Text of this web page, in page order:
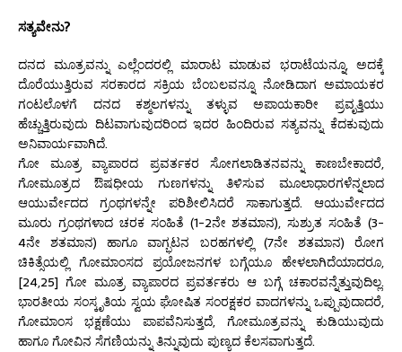
ಸತ್ಯವೇನು?
ದನದ ಮೂತ್ರವನ್ನು ಎಲ್ಲೆಂದರಲ್ಲಿ ಮಾರಾಟ ಮಾಡುವ ಭರಾಟೆಯನ್ನೂ, ಅದಕ್ಕೆ
ದೊರೆಯುತ್ತಿರುವ ಸರಕಾರದ ಸಕ್ರಿಯ ಬೆಂಬಲವನ್ನೂ ನೋಡಿದಾಗ ಅಮಾಯಕರ
ಗಂಟಲೊಳಗೆ ದನದ ಕಶ್ಮಲಗಳನ್ನು ತಳ್ಳುವ ಅಪಾಯಕಾರೀ ಪ್ರವೃತ್ತಿಯು
ಹೆಚ್ಚುತ್ತಿರುವುದು ದಿಟವಾಗುವುದರಿಂದ ಇದರ ಹಿಂದಿರುವ ಸತ್ಯವನ್ನು ಕೆದಕುವುದು
ಅನಿವಾರ್ಯವಾಗಿದೆ.
ಗೋ ಮೂತ್ರ ವ್ಯಾಪಾರದ ಪ್ರವರ್ತಕರ ಸೋಗಲಾಡಿತನವನ್ನು ಕಾಣಬೇಕಾದರೆ,
ಗೋಮೂತ್ರದ ಔಷಧೀಯ ಗುಣಗಳನ್ನು ತಿಳಿಸುವ ಮೂಲಾಧಾರಗಳೆನ್ನಲಾದ
ಆಯುರ್ವೇದದ ಗ್ರಂಥಗಳನ್ನೇ ಪರಿಶೀಲಿಸಿದರೆ ಸಾಕಾಗುತ್ತದೆ. ಆಯುರ್ವೇದದ
ಮೂರು ಗ್ರಂಥಗಳಾದ ಚರಕ ಸಂಹಿತೆ (1-2ನೇ ಶತಮಾನ), ಸುಶ್ರುತ ಸಂಹಿತೆ (3-
4ನೇ ಶತಮಾನ) ಹಾಗೂ ವಾಗ್ಭಟನ ಬರಹಗಳಲ್ಲಿ (7ನೇ ಶತಮಾನ) ರೋಗ
ಚಿಕಿತ್ಸೆಯಲ್ಲಿ ಗೋಮಾಂಸದ ಪ್ರಯೋಜನಗಳ ಬಗ್ಗೆಯೂ ಹೇಳಲಾಗಿದೆಯಾದರೂ,
[24,25] ಗೋ ಮೂತ್ರ ವ್ಯಾಪಾರದ ಪ್ರವರ್ತಕರು ಆ ಬಗ್ಗೆ ಚಕಾರವನ್ನೆತ್ತುವುದಿಲ್ಲ.
ಭಾರತೀಯ ಸಂಸ್ಕೃತಿಯ ಸ್ವಯ ಘೋಷಿತ ಸಂರಕ್ಷಕರ ವಾದಗಳನ್ನು ಒಪ್ಪುವುದಾದರೆ,
ಗೋಮಾಂಸ ಭಕ್ಷಣೆಯು ಪಾಪವೆನಿಸುತ್ತದೆ, ಗೋಮೂತ್ರವನ್ನು ಕುಡಿಯುವುದು
ಹಾಗೂ ಗೋವಿನ ಸೆಗಣಿಯನ್ನು ತಿನ್ನುವುದು ಪುಣ್ಯದ ಕೆಲಸವಾಗುತ್ತದೆ.